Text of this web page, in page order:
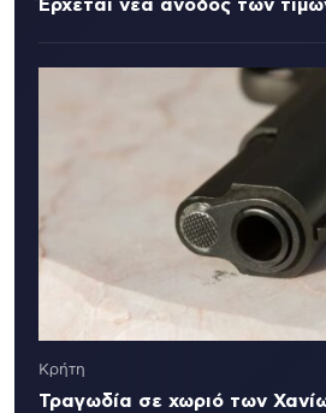
Έρχεται νέα άνοδος των
Κρήτη
Τραγωδία σε χωριό των